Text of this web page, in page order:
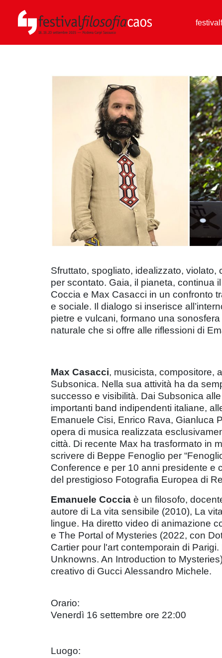
Sfruttato, spogliato, idealizzato,
per scontato. Gaia, il pianeta, continua
Coccia e Max Casacci in un confronto
e sociale. Il dialogo si inserisce
pietre e vulcani, formano una
naturale che si offre alle riflessioni di
Max Casacci, musicista, compositore,
Subsonica. Nella sua attività ha da
successo e visibilità. Dai Subsonica
importanti band indipendenti italiane,
Emanuele Cisi, Enrico Rava, Gianluca
opera di musica realizzata
città. Di recente Max ha trasformato in
scrivere di Beppe Fenoglio per
Conference e per 10 anni presidente e
del prestigioso Fotografia Europea di
Emanuele Coccia è un filosofo,
autore di La vita sensibile (2010), La
lingue. Ha diretto video di animazione
e The Portal of Mysteries (2022, con
Cartier pour l'art contemporain di
Unknowns. An Introduction to
creativo di Gucci Alessandro Michele.
Orario:
Venerdì 16 settembre ore 22:00
Luogo: